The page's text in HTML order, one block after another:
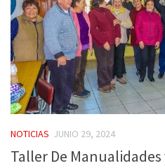
NOTICIAS JUNIO 29, 2024
Taller De